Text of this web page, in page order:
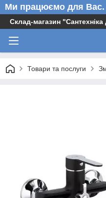
Ми працюємо для Вас.
Склад-магазин
Товари та послуги